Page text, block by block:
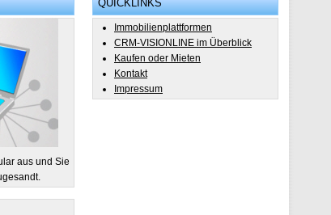
QUICKLINKS
Immobilienplattformen
CRM-VISIONLINE im Überblick
Kaufen oder Mieten
Kontakt
Impressum
aus und Sie